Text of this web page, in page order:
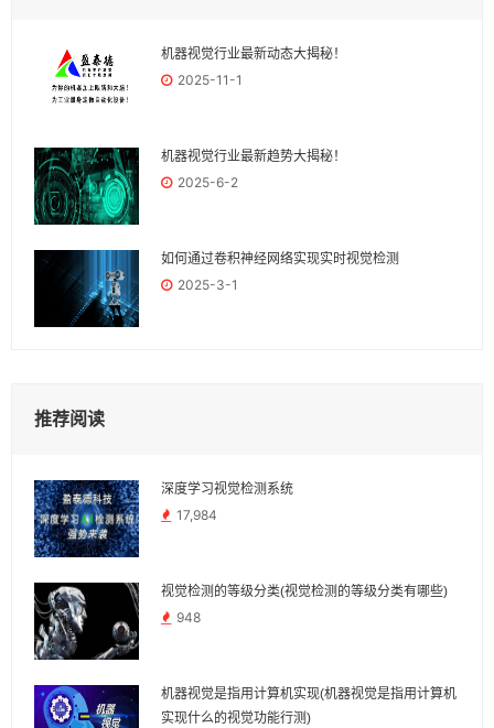
机器视觉行业最新动态大揭秘！
2025-11-1
机器视觉行业最新趋势大揭秘！
2025-6-2
如何通过卷积神经网络实现实时视觉检测
2025-3-1
推荐阅读
深度学习视觉检测系统
17,984
视觉检测的等级分类(视觉检测的等级分类有哪些)
948
机器视觉是指用计算机实现(机器视觉是指用计算机
实现什么的视觉功能行测)